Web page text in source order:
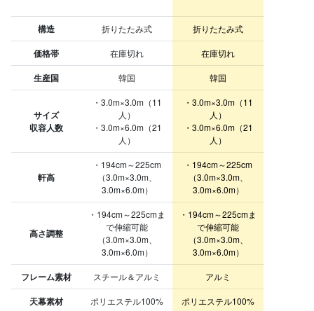
構造 折りたたみ式 折りたたみ式
価格帯 在庫切れ 在庫切れ
生産国 韓国 韓国
サイズ
収容人数
・3.0m×3.0m（11
人）
・3.0m×6.0m（21
人）
・3.0m×3.0m（11
人）
・3.0m×6.0m（21
人）
軒高
・194cm～225cm
（3.0m×3.0m、
3.0m×6.0m）
・194cm～225cm
（3.0m×3.0m、
3.0m×6.0m）
高さ調整
・194cm～225cmま
で伸縮可能
（3.0m×3.0m、
3.0m×6.0m）
・194cm～225cmま
で伸縮可能
（3.0m×3.0m、
3.0m×6.0m）
フレーム素材 スチール＆アルミ アルミ
天幕素材 ポリエステル100% ポリエステル100%